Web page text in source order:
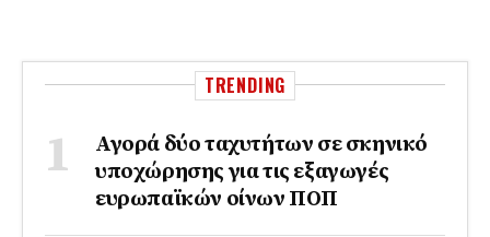
TRENDING
Αγορά δύο ταχυτήτων σε σκηνικό
υποχώρησης για τις εξαγωγές
ευρωπαϊκών οίνων ΠΟΠ